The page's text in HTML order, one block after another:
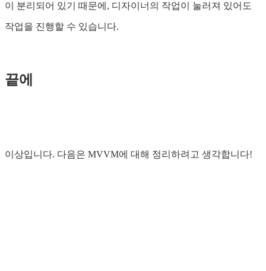
이 분리되어 있기 때문에, 디자이너의 작업이 눌러져 있어도
작업을 진행할 수 있습니다.
끝에
이상입니다. 다음은 MVVM에 대해 정리하려고 생각합니다!